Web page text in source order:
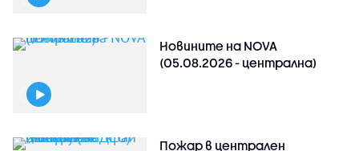
Новините на NOVA
(05.08.2026 - централна)
Пожар в централен